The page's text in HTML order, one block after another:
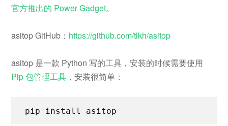
官方推出的 Power Gadget。
asitop GitHub： https://github.com/tlkh/asitop
asitop 是一款 Python 写的工具，安装的时候需要使用
Pip 包管理工具 ，安装很简单：
pip install asitop